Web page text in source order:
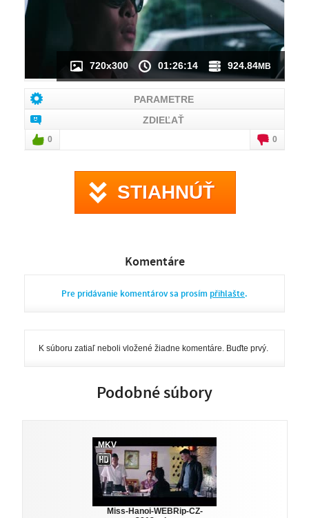
720x300 01:26:14 924.84MB
PARAMETRE
ZDIEĽAŤ
0 0
STIAHNÚŤ
Komentáre
Pre pridávanie komentárov sa prosím přihlašte.
K súboru zatiaľ neboli vložené žiadne komentáre. Buďte prvý.
Podobné súbory
.MKV
Miss-Hanoi-WEBRip-CZ-